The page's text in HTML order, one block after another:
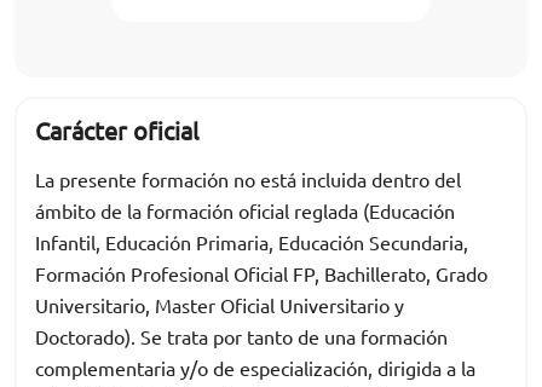
Carácter oficial
La presente formación no está incluida dentro del
ámbito de la formación oficial reglada (Educación
Infantil, Educación Primaria, Educación Secundaria,
Formación Profesional Oficial FP, Bachillerato, Grado
Universitario, Master Oficial Universitario y
Doctorado). Se trata por tanto de una formación
complementaria y/o de especialización, dirigida a la